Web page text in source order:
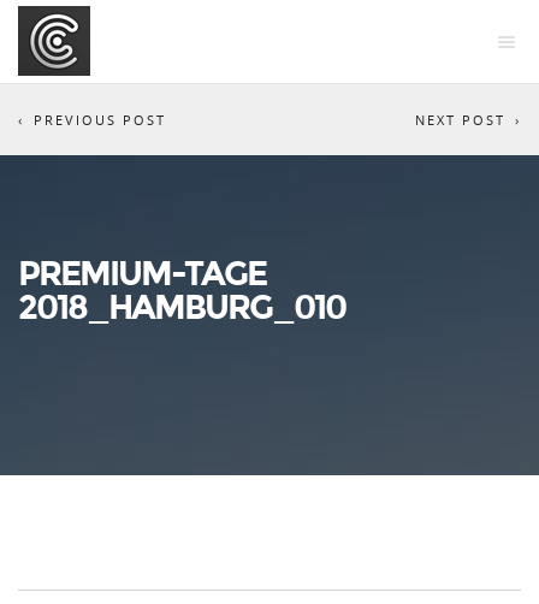
NEXT POST
PREVIOUS POST
PREMIUM-TAGE
2018_HAMBURG_010